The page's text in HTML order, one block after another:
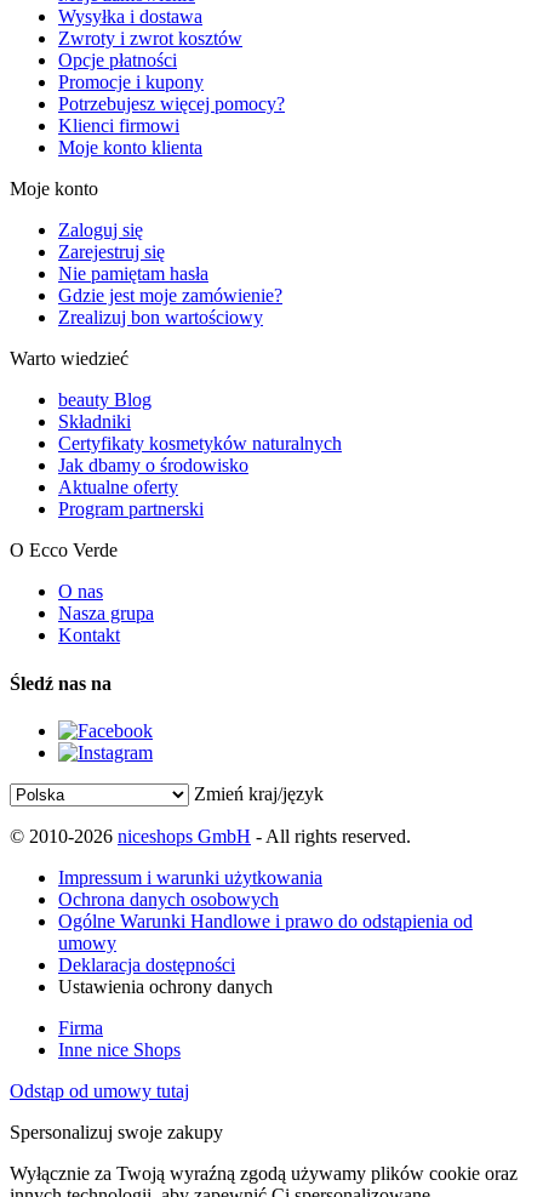
Wysyłka i dostawa
Zwroty i zwrot kosztów
Opcje płatności
Promocje i kupony
Potrzebujesz więcej pomocy?
Klienci firmowi
Moje konto klienta
Moje konto
Zaloguj się
Zarejestruj się
Nie pamiętam hasła
Gdzie jest moje zamówienie?
Zrealizuj bon wartościowy
Warto wiedzieć
beauty Blog
Składniki
Certyfikaty kosmetyków naturalnych
Jak dbamy o środowisko
Aktualne oferty
Program partnerski
O Ecco Verde
O nas
Nasza grupa
Kontakt
Śledź nas na
Zmień kraj/język
© 2010-2026 niceshops GmbH - All rights reserved.
Impressum i warunki użytkowania
Ochrona danych osobowych
Ogólne Warunki Handlowe i prawo do odstąpienia od
umowy
Deklaracja dostępności
Ustawienia ochrony danych
Firma
Inne nice Shops
Odstąp od umowy tutaj
Spersonalizuj swoje zakupy
Wyłącznie za Twoją wyraźną zgodą używamy plików cookie oraz